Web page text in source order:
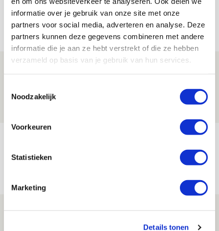
informatie over je gebruik van onze site met onze
partners voor social media, adverteren en analyse. Deze
partners kunnen deze gegevens combineren met andere
informatie die je aan ze hebt verstrekt of die ze hebben
verzameld op basis van je gebruik van hun services.
Noodzakelijk
Voorkeuren
Statistieken
Marketing
Details tonen
Net binnen //
Is dit de laatste wallpaper van Godts in
07 AUGUSTUS 2026 - 00:36
Trotse Klaassen: ‘Vierhonderd duels
voor mijn club is heel speciaal’
Ajax zet Shelbourne eenvoudig opzij en
reist met vertrouwen naar Dublin